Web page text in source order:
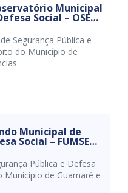
Municipal
Social – OSEP,
Guamaré e dá
Segurança Pública e
do Município de
Municipal de
Social – FUMSEP
Guamaré e dá
Pública e Defesa
Município de Guamaré e